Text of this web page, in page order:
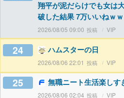
翔平が泥だらけでも女
破した結果 7万いいねｗ
2026/08/05 09:00 VIP
24 ハムスターの日
2026/08/06 22:01 VIP
25 無職ニート生活楽しす
2026/08/06 02:04 VIP